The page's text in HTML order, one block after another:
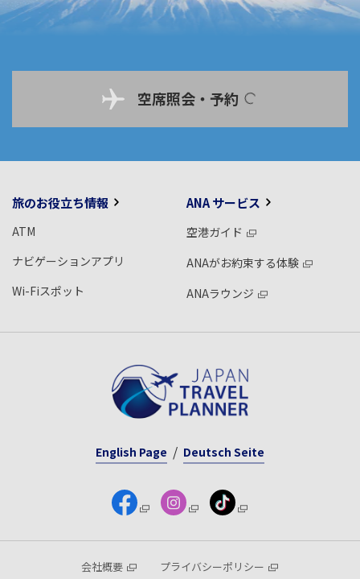
空席照会・予約
旅のお役立ち情報
ATM
ナビゲーションアプリ
Wi-Fiスポット
ANA サービス
空港ガイド
ANAがお約束する体験
ANAラウンジ
English Page Deutsch Seite
会社概要 プライバシーポリシー